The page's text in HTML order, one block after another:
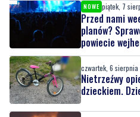
NOWE piątek, 7
Przed nami
planów?
powiecie
czwartek, 6
Nietrzeźwy
dzieckiem.